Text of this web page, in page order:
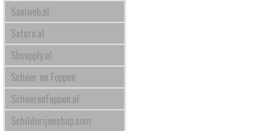
Saniweb.nl
Saturn.nl
Sbsupply.nl
Scheer en Foppen
ScheerenFoppen.nl
Schilderijenshop.com